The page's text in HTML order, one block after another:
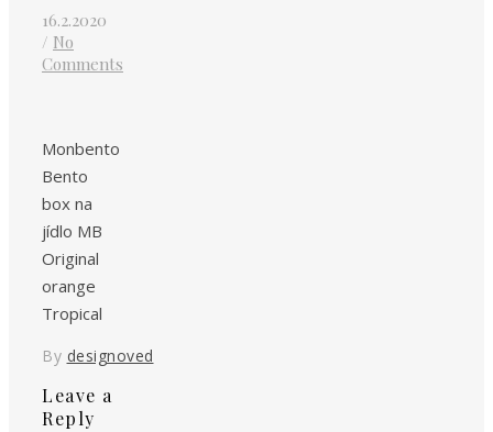
16.2.2020
/ No
Comments
Monbento
Bento
box na
jídlo MB
Original
orange
Tropical
By designoved
Leave a
Reply